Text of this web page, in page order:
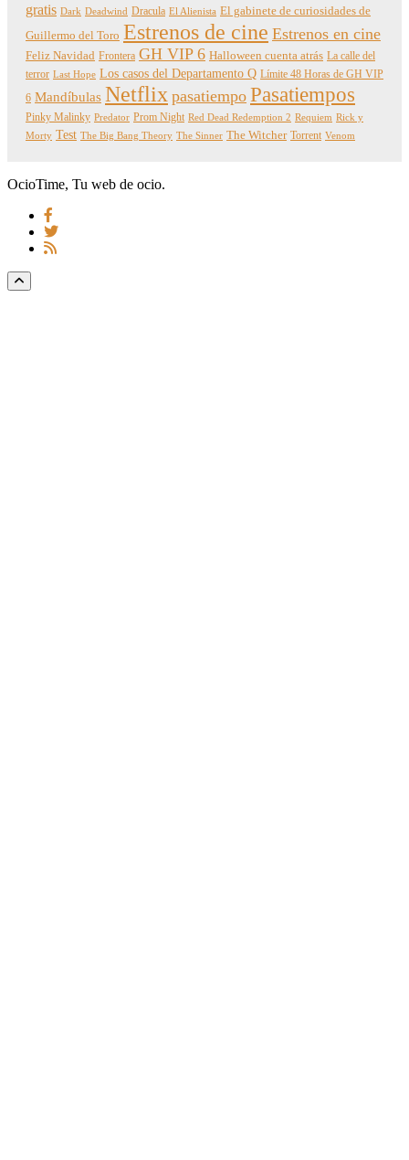
gratis Dark Deadwind Dracula El Alienista El gabinete de curiosidades de
Guillermo del Toro Estrenos de cine Estrenos en cine
Feliz Navidad Frontera GH VIP 6 Halloween cuenta atrás La calle del
terror Last Hope Los casos del Departamento Q Límite 48 Horas de GH VIP
6 Mandíbulas Netflix pasatiempo Pasatiempos
Pinky Malinky Predator Prom Night Red Dead Redemption 2 Requiem Rick y
Morty Test The Big Bang Theory The Sinner The Witcher Torrent Venom
OcioTime, Tu web de ocio.